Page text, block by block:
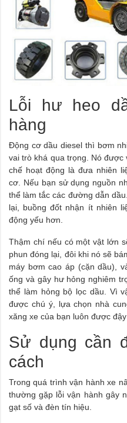
Lỗi hư heo
hàng
Động cơ dầu diesel thì bơm
vai trò khá qua trọng. Nó
chế hoạt động là đưa nhiên
cơ. Nếu bạn sử dụng nguồn
thể làm tắc các đường dẫn
lại, buồng đốt nhận ít nhiên
động yếu hơn.
Thậm chí nếu có một vật lớn
phun đóng lại, đôi khi nó sẽ
máy bơm cao áp (cặn dầu),
ống và gây hư hỏng nghiêm
thể làm hỏng bộ lọc dầu. Vì
được chú ý, lựa chọn nhà
xăng xe của bạn luôn được
Sử dụng cần
cách
Trong quá trình vận hành xe
thường gặp lỗi vận hành gây
gạt số và đèn tín hiệu.